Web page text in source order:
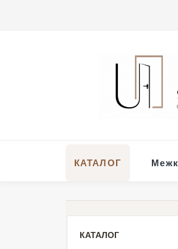
КАТАЛОГ
КАТАЛОГ